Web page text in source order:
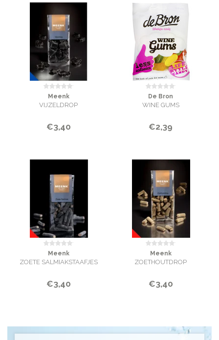
Meenk
VIJZELDROP
€3,40
De Bron
WINE GUMS
€2,39
Meenk
ZOETE SALMIAKSTAAFJES
€3,40
Meenk
ZOETHOUTDROP
€3,40